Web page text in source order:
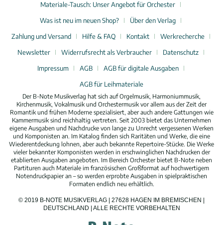
Materiale-Tausch: Unser Angebot für Orchester
Was ist neu im neuen Shop?
Über den Verlag
Zahlung und Versand
Hilfe & FAQ Kontakt
Werkrecherche
Newsletter
Widerrufsrecht als Verbraucher
Datenschutz
Impressum
AGB
AGB für digitale Ausgaben
AGB für Leihmateriale
Der B-Note Musikverlag hat sich auf Orgelmusik, Harmoniummusik,
Kirchenmusik, Vokalmusik und Orchestermusik vor allem aus der Zeit der
Romantik und frühen Moderne spezialisiert, aber auch andere Gattungen wie
Kammermusik sind reichhaltig vertreten. Seit 2003 bietet das Unternehmen
eigene Ausgaben und Nachdrucke von lange zu Unrecht vergessenen Werken
und Komponisten an. Im Katalog finden sich Raritäten und Werke, die eine
Wiederentdeckung lohnen, aber auch bekannte Repertoire-Stücke. Die Werke
vieler bekannter Komponisten werden in erschwinglichen Nachdrucken der
etablierten Ausgaben angeboten. Im Bereich Orchester bietet B-Note neben
Partituren auch Materiale im französischen Großformat auf hochwertigem
Notendruckpapier an – so werden erprobte Ausgaben in spielpraktischen
Formaten endlich neu erhältlich.
© 2019 B-NOTE MUSIKVERLAG | 27628 HAGEN IM BREMISCHEN |
DEUTSCHLAND | ALLE RECHTE VORBEHALTEN